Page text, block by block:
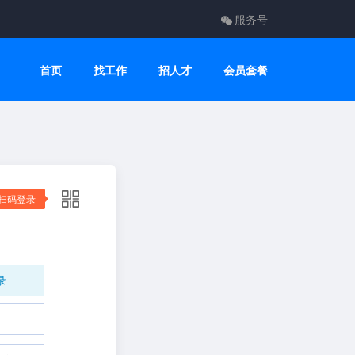
服务号
首页 找工作 招人才 会员套餐
码登录